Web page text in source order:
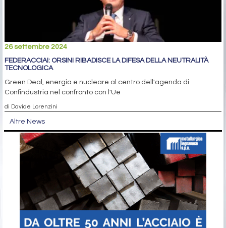
26 settembre 2024
FEDERACCIAI: ORSINI RIBADISCE LA DIFESA DELLA NEUTRALITÀ
TECNOLOGICA
Green Deal, energia e nucleare al centro dell'agenda di
Confindustria nel confronto con l'Ue
di Davide Lorenzini
Altre News